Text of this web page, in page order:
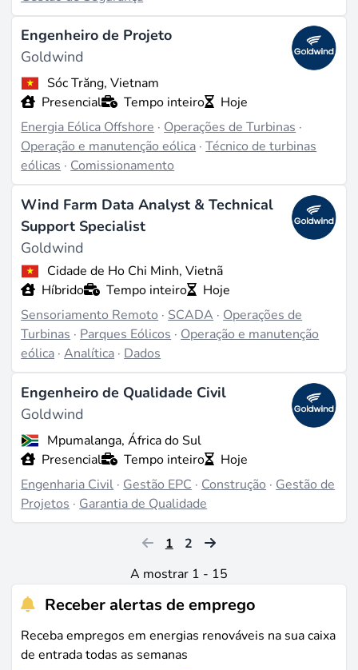
parques eólicos (desenvolvimento de projetos,
operação), com mais de 1.000 engenheiros de P&D
entre os funcionários, totalizando mais de 10.000
). As contratações
ocorrem principalmente na sede em Pequim, Urumqi,
Chicago, EUA, e outras cidades; embora os indicadores
de crescimento de funcionários recentes tenham sido
monitorados, não há informações específicas sobre
contratações (source:goldwindamericas.com
cultura da empresa enfatiza os interesses das partes
interessadas (funcionários, clientes, fornecedores,
comunidade), implementando a mercantilização de
talentos de 2006 a 2010 e reestruturação da gestão
profissional de 2011 a 2015 (source:
Última atualização em fev 23, 2026 |
Relatar um
problema
Engenheiro de Projeto
Goldwind
Sóc Trăng, Vietnam
Presencial
Tempo inteiro
Hoje
Energia Eólica Offshore·Operações de Turbinas·
Operação e manutenção eólica·Técnico de turbinas
eólicas·Comissionamento
Wind Farm Data Analyst & Technical
Support Specialist
Goldwind
Cidade de Ho Chi Minh, Vietnã
Híbrido
Tempo inteiro
Hoje
Sensoriamento Remoto·SCADA·Operações de
Turbinas·Parques Eólicos·Operação e manutenção
eólica·Analítica·Dados
Engenheiro de Qualidade Civil
Goldwind
Mpumalanga, África do Sul
Presencial
Tempo inteiro
Hoje
Engenharia Civil · Gestão EPC · Construção · Gestão de
Projetos · Garantia de Qualidade
1
2
A mostrar 1 - 15
Receber alertas de emprego
Receba empregos em energias renováveis na sua caixa
de entrada todas as semanas